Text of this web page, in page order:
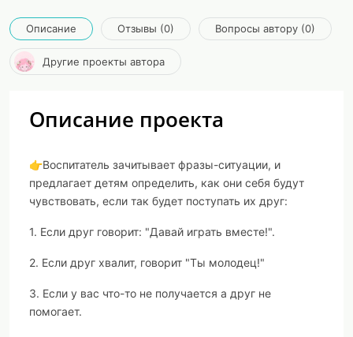
Описание Отзывы (0) Вопросы автору (0)
Другие проекты автора
Описание проекта
👉Воспитатель зачитывает фразы-ситуации, и
предлагает детям определить, как они себя будут
чувствовать, если так будет поступать их друг:
1. Если друг говорит: "Давай играть вместе!".
2. Если друг хвалит, говорит "Ты молодец!"
3. Если у вас что-то не получается а друг не
помогает.